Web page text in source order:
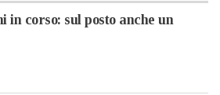
in corso: sul posto anche un